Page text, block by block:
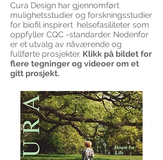
Cura Design har gjennomført
mulighetsstudier og forskningsstudier
for biofil inspirert helsefasiliteter som
oppfyller CQC -standarder. Nedenfor
er et utvalg av nåværende og
fullførte prosjekter. Klikk på bildet for
flere tegninger og videoer om et
gitt prosjekt.